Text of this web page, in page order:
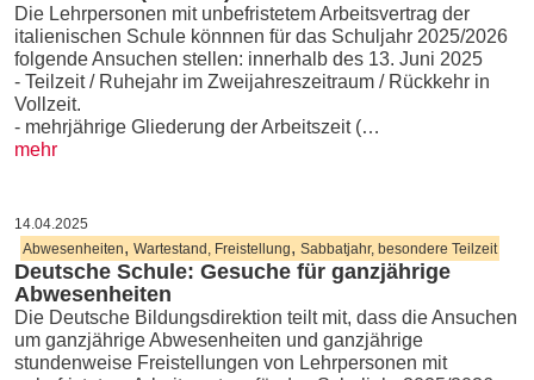
Die Lehrpersonen mit unbefristetem Arbeitsvertrag der
italienischen Schule könnnen für das Schuljahr 2025/2026
folgende Ansuchen stellen: innerhalb des 13. Juni 2025
- Teilzeit / Ruhejahr im Zweijahreszeitraum / Rückkehr in
Vollzeit.
- mehrjährige Gliederung der Arbeitszeit (…
mehr
14.04.2025
Abwesenheiten, Wartestand, Freistellung, Sabbatjahr, besondere Teilzeit
Deutsche Schule: Gesuche für ganzjährige
Abwesenheiten
Die Deutsche Bildungsdirektion teilt mit, dass die Ansuchen
um ganzjährige Abwesenheiten und ganzjährige
stundenweise Freistellungen von Lehrpersonen mit